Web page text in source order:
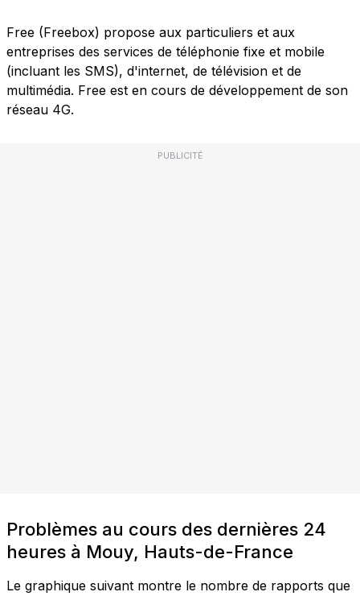
Free (Freebox) propose aux particuliers et aux
entreprises des services de téléphonie fixe et mobile
(incluant les SMS), d'internet, de télévision et de
multimédia. Free est en cours de développement de son
réseau 4G.
PUBLICITÉ
Problèmes au cours des dernières 24
heures à Mouy, Hauts-de-France
Le graphique suivant montre le nombre de rapports que